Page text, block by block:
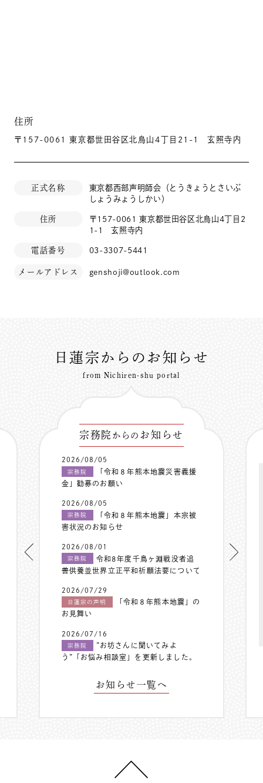
住所
〒157-0061 東京都世田谷区北烏山4丁目21-1 玄照寺内
正式名称
東京都西部声明師会（とうきょうとさいぶ
しょうみょうしかい）
住所
〒157-0061 東京都世田谷区北烏山4丁目2
1-1 玄照寺内
電話番号 03-3307-5441
メールアドレス genshoji@outlook.com
日蓮宗からのお知らせ
from Nichiren-shu portal
宗務院 からの お知らせ
2026/08/05
宗務院
「令和８年熊本地震災害義援
金」勧募のお願い
2026/08/05
宗務院
「令和８年熊本地震」本宗被
害状況のお知らせ
2026/08/01
宗務院
令和8年度千鳥ヶ淵戦没者追
善供養並世界立正平和祈願法要について
2026/07/29
日蓮宗の声明
「令和８年熊本地震」の
お見舞い
2026/07/16
宗務院
”お坊さんに聞いてみよ
う”「お悩み相談室」を更新しました。
お知らせ一覧へ